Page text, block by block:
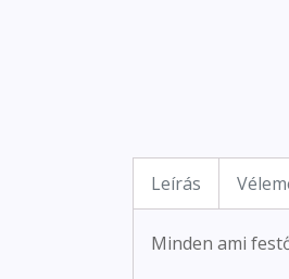
Leírás
Minden ami